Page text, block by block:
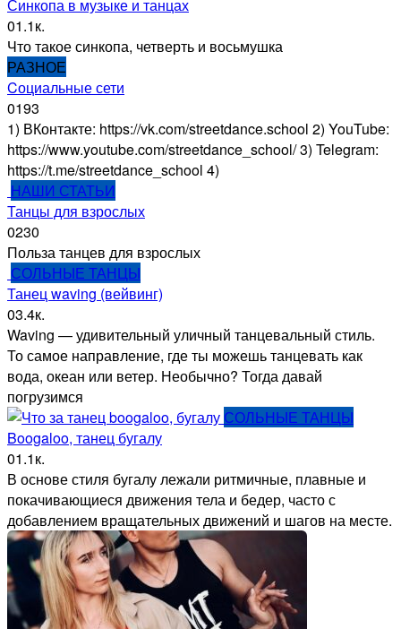
Синкопа в музыке и танцах
01.1к.
Что такое синкопа, четверть и восьмушка
РАЗНОЕ
Cоциальные сети
0193
1) ВКонтакте: https://vk.com/streetdance.school 2) YouTube:
https://www.youtube.com/streetdance_school/ 3) Telegram:
https://t.me/streetdance_school 4)
НАШИ СТАТЬИ
Танцы для взрослых
0230
Польза танцев для взрослых
СОЛЬНЫЕ ТАНЦЫ
Танец waving (вейвинг)
03.4к.
Waving — удивительный уличный танцевальный стиль.
То самое направление, где ты можешь танцевать как
вода, океан или ветер. Необычно? Тогда давай
погрузимся
СОЛЬНЫЕ ТАНЦЫ
Boogaloo, танец бугалу
01.1к.
В основе стиля бугалу лежали ритмичные, плавные и
покачивающиеся движения тела и бедер, часто с
добавлением вращательных движений и шагов на месте.